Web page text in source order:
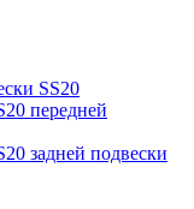
SS20
передней
задней подвески